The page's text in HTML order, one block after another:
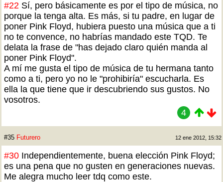
#22 Sí, pero básicamente es por el tipo de música, no
porque la tenga alta. Es más, si tu padre, en lugar de
poner Pink Floyd, hubiera puesto una música que a ti
no te convence, no habrías mandado este TQD. Te
delata la frase de "has dejado claro quién manda al
poner Pink Floyd".
A mí me gusta el tipo de música de tu hermana tanto
como a ti, pero yo no le "prohibiría" escucharla. Es
ella la que tiene que ir descubriendo sus gustos. No
vosotros.
4
#35 Futurero 12 ene 2012, 15:32
#30 Independientemente, buena elección Pink Floyd;
es una pena que no gusten en generaciones nuevas.
Me alegra mucho leer tdq como este.